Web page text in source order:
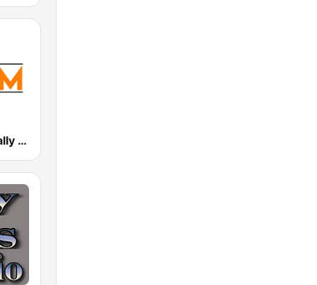
011.FM - Totally 90s